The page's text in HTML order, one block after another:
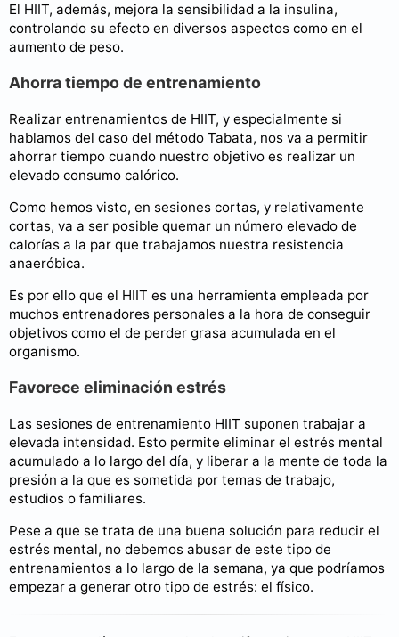
El HIIT, además, mejora la sensibilidad a la insulina,
controlando su efecto en diversos aspectos como en el
aumento de peso.
Ahorra tiempo de entrenamiento
Realizar entrenamientos de HIIT, y especialmente si
hablamos del caso del método Tabata, nos va a permitir
ahorrar tiempo cuando nuestro objetivo es realizar un
elevado consumo calórico.
Como hemos visto, en sesiones cortas, y relativamente
cortas, va a ser posible quemar un número elevado de
calorías a la par que trabajamos nuestra resistencia
anaeróbica.
Es por ello que el HIIT es una herramienta empleada por
muchos entrenadores personales a la hora de conseguir
objetivos como el de perder grasa acumulada en el
organismo.
Favorece eliminación estrés
Las sesiones de entrenamiento HIIT suponen trabajar a
elevada intensidad. Esto permite eliminar el estrés mental
acumulado a lo largo del día, y liberar a la mente de toda la
presión a la que es sometida por temas de trabajo,
estudios o familiares.
Pese a que se trata de una buena solución para reducir el
estrés mental, no debemos abusar de este tipo de
entrenamientos a lo largo de la semana, ya que podríamos
empezar a generar otro tipo de estrés: el físico.